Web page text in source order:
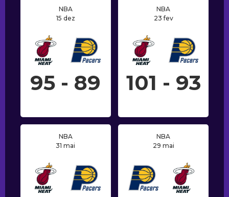
NBA
15 dez
95 - 89
NBA
23 fev
101 - 93
NBA
31 mai
NBA
29 mai